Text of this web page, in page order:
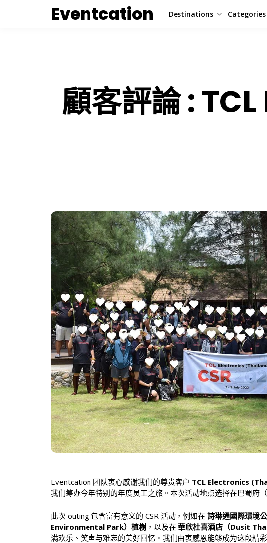
Eventcation Destinations Categories
顧客評論 :
Eventcation 团队衷心感谢我们的尊贵客户 TCL Electronics
我们筹办今年特别的年度员工之旅。本次活动地点选择在巴蜀府
此次 outing 包含富有意义的 CSR 活动，例如在 詩琳通國際環
Environmental Park）植樹 ，以及在 華欣杜喜酒店（Dusit
满欢乐、笑声与难忘的美好回忆。我们由衷感恩能够成为这段精